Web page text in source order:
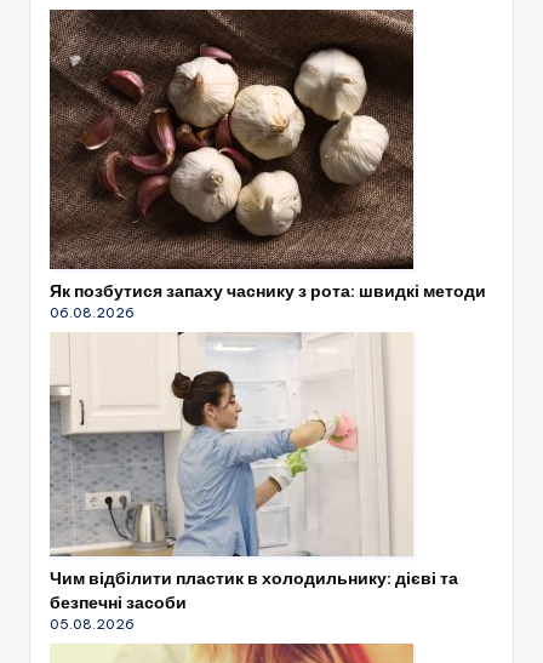
Як позбутися запаху часнику з рота: швидкі методи
06.08.2026
Чим відбілити пластик в холодильнику: дієві та
безпечні засоби
05.08.2026